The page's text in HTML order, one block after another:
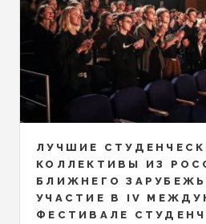
ЛУЧШИЕ
КОЛЛЕКТИВЫ ИЗ
БЛИЖНЕГО
УЧАСТИЕ В IV
ФЕСТИВАЛЕ